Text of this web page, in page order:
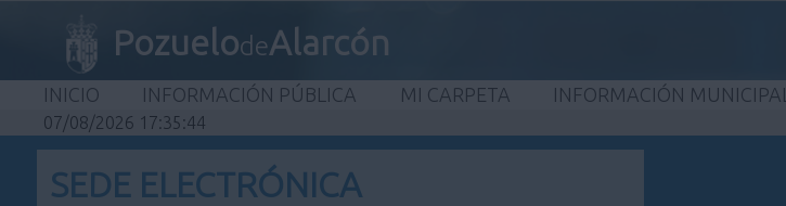
PozuelodeAlarcón
INICIO INFORMACIÓN PÚBLICA MI CARPETA INFORMACIÓN MUNICIPAL
07/08/2026 17:35:45
SEDE ELECTRÓNICA